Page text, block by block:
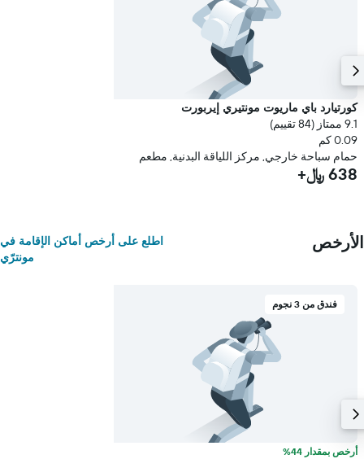
كورتيارد باي ماريوت مونتيري إيربورت
9.1 ممتاز (84 تقييم)
0.09 كم
حمام سباحة خارجي, مركز اللياقة البدنية, مطعم
638 ﷼+
الأرخص
اطلع على أرخص أماكن الإقامة في
مونترّي
فندق من 3 نجوم
أرخص بمقدار 44%